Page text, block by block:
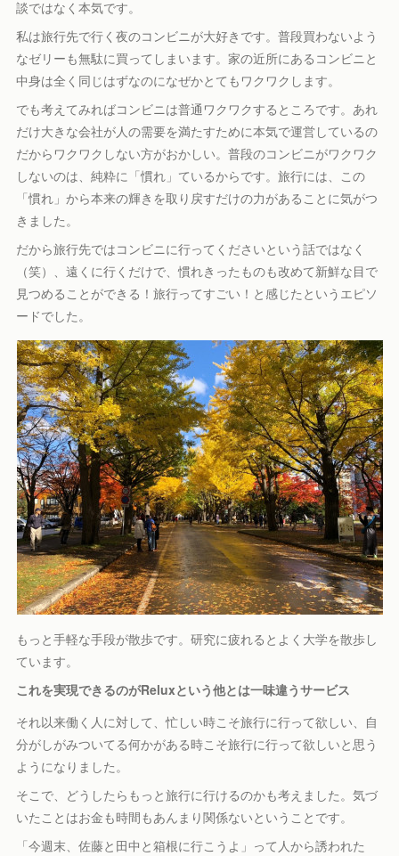
談ではなく本気です。
私は旅行先で行く夜のコンビニが大好きです。普段買わないよう
なゼリーも無駄に買ってしまいます。家の近所にあるコンビニと
中身は全く同じはずなのになぜかとてもワクワクします。
でも考えてみればコンビニは普通ワクワクするところです。あれ
だけ大きな会社が人の需要を満たすために本気で運営しているの
だからワクワクしない方がおかしい。普段のコンビニがワクワク
しないのは、純粋に「慣れ」ているからです。旅行には、この
「慣れ」から本来の輝きを取り戻すだけの力があることに気がつ
きました。
だから旅行先ではコンビニに行ってくださいという話ではなく
（笑）、遠くに行くだけで、慣れきったものも改めて新鮮な目で
見つめることができる！旅行ってすごい！と感じたというエピソ
ードでした。
もっと手軽な手段が散歩です。研究に疲れるとよく大学を散歩し
ています。
これを実現できるのがReluxという他とは一味違うサービス
それ以来働く人に対して、忙しい時こそ旅行に行って欲しい、自
分がしがみついてる何かがある時こそ旅行に行って欲しいと思う
ようになりました。
そこで、どうしたらもっと旅行に行けるのかも考えました。気づ
いたことはお金も時間もあんまり関係ないということです。
「今週末、佐藤と田中と箱根に行こうよ」って人から誘われた